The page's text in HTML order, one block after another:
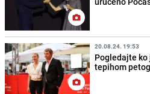
20.08.24. 19:53
Pogledajte
tepihom